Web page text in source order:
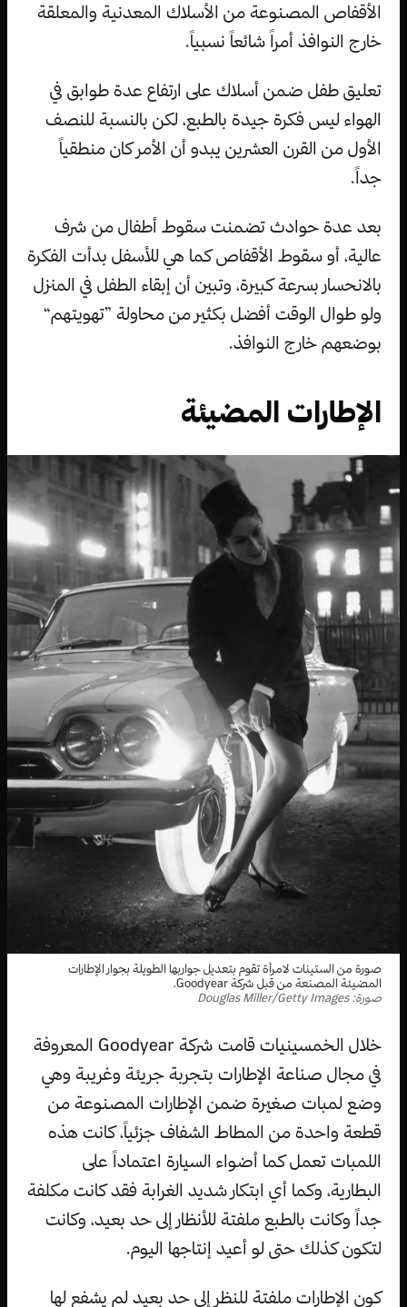
الأقفاص المصنوعة من الأسلاك المعدنية والمعلقة
خارج النوافذ أمراً شائعاً نسبياً.
تعليق طفل ضمن أسلاك على ارتفاع عدة طوابق في
الهواء ليس فكرة جيدة بالطبع، لكن بالنسبة للنصف
الأول من القرن العشرين يبدو أن الأمر كان منطقياً
جداً.
بعد عدة حوادث تضمنت سقوط أطفال من شرف
عالية، أو سقوط الأقفاص كما هي للأسفل بدأت الفكرة
بالانحسار بسرعة كبيرة، وتبين أن إبقاء الطفل في المنزل
ولو طوال الوقت أفضل بكثير من محاولة ”تهويتهم“
بوضعهم خارج النوافذ.
الإطارات المضيئة
صورة من الستينات لامرأة تقوم بتعديل جواربها الطويلة بجوار الإطارات
المضيئة المصنعة من قبل شركة Goodyear.
صورة: Douglas Miller/Getty Images
خلال الخمسينيات قامت شركة Goodyear المعروفة
في مجال صناعة الإطارات بتجربة جريئة وغريبة وهي
وضع لمبات صغيرة ضمن الإطارات المصنوعة من
قطعة واحدة من المطاط الشفاف جزئياً، كانت هذه
اللمبات تعمل كما أضواء السيارة اعتماداً على
البطارية، وكما أي ابتكار شديد الغرابة فقد كانت مكلفة
جداً وكانت بالطبع ملفتة للأنظار إلى حد بعيد، وكانت
لتكون كذلك حتى لو أعيد إنتاجها اليوم.
كون الإطارات ملفتة للنظر إلى حد بعيد لم يشفع لها